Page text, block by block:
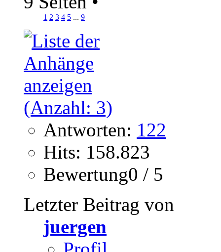
1 2 3 4 5 ... 9
Antworten: 122
Hits: 158.823
Bewertung0 / 5
Letzter Beitrag von
juergen